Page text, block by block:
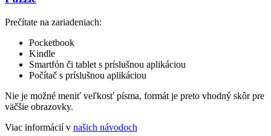
Prečítate na zariadeniach:
Pocketbook
Kindle
Smartfón či tablet s príslušnou aplikáciou
Počítač s príslušnou aplikáciou
Nie je možné meniť veľkosť písma, formát je preto vhodný skôr pre
väčšie obrazovky.
Viac informácií v našich návodoch